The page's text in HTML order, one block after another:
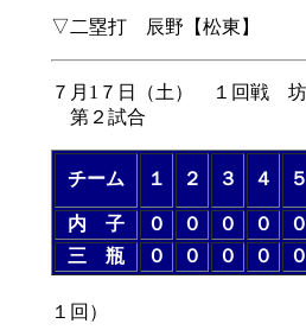
▽二塁打 辰野【松東】
７月1７日（土） １回戦 坊
第２試合
チーム １ ２ ３ ４ ５
内 子
０ ０ ０ ０ ０
三 瓶
０ ０ ０ ０ ０
１回）